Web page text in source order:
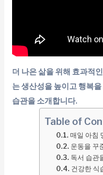
더 나은 삶을 위해 효과적
는 생산성을 높이고 행복
습관을 소개합니다.
Table of
매일 아침
운동을 꾸
독서 습관
건강한 식